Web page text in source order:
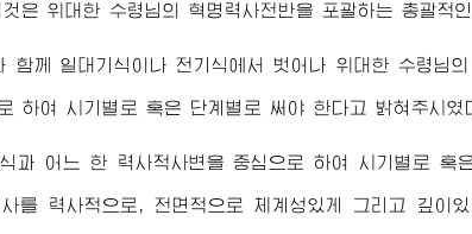
은 위대한 수령님 의 혁명력사전반을 포괄하는 총괄적
함께 일대기식이나 전기식에서 벗어나 위대한 수령님
하여 시기별로 혹은 단계별로 써야 한다고 밝혀주시였
과 어느 한 력사적사변을 중심으로 하여 시기별로 혹
를 력사적으로, 전면적으로 체계성있게 그리고 깊이